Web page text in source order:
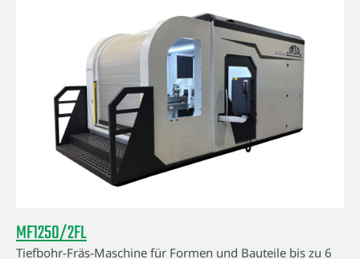
MF1250/2FL
Tiefbohr-Fräs-Maschine für Formen und Bauteile bis zu 6